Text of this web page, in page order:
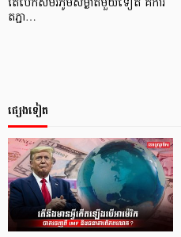
តែបើកសមរភូមិសម្ងាត់មួយទៀត គឺការ
តភ្ជា…
ផ្សេងទៀត